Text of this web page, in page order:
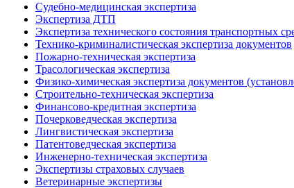
Судебно-медицинская экспертиза
Экспертиза ДТП
Экспертиза технического состояния транспортных
Технико-криминалистическая экспертиза документов
Пожарно-техническая экспертиза
Трасологическая экспертиза
Физико-химическая экспертиза документов
Строительно-техническая экспертиза
Финансово-кредитная экспертиза
Почерковедческая экспертиза
Лингвистическая экспертиза
Патентоведческая экспертиза
Инженерно-техническая экспертиза
Экспертизы страховых случаев
Ветеринарные экспертизы